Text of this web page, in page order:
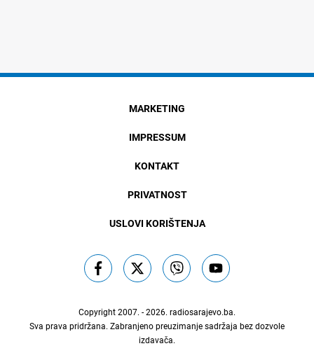
MARKETING
IMPRESSUM
KONTAKT
PRIVATNOST
USLOVI KORIŠTENJA
Copyright 2007. - 2026. radiosarajevo.ba.
Sva prava pridržana. Zabranjeno preuzimanje sadržaja bez dozvole
izdavača.